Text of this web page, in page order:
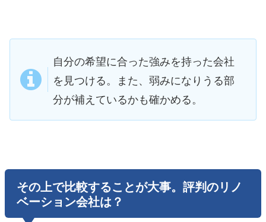
自分の希望に合った強みを持った会社
を見つける。また、弱みになりうる部
分が補えているかも確かめる。
その上で比較することが大事。評判のリノ
ベーション会社は？